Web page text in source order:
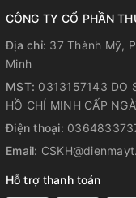
CÔNG TY CỔ PHẦN
Địa chỉ: 37 Thành Mỹ,
Minh
MST: 0313157143 DO
HỒ CHÍ MINH CẤP
Điện thoại:
Email:
Hỗ trợ thanh toán